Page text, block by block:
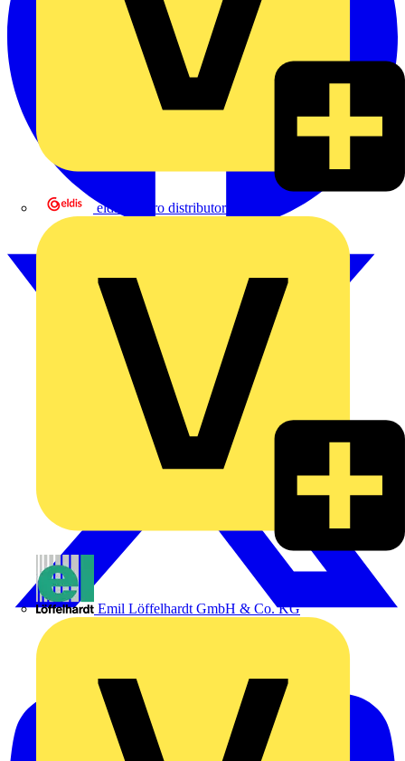
eldis electro distributor GmbH
Emil Löffelhardt GmbH & Co. KG